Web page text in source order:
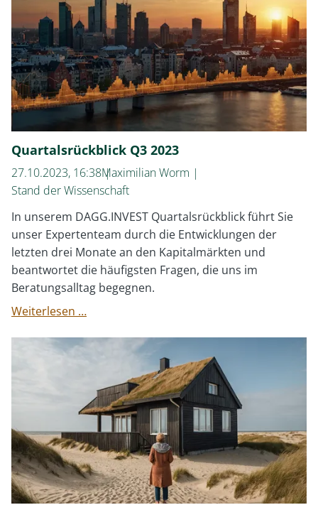
Quartalsrückblick Q3 2023
27.10.2023, 16:38Maximilian Worm
Stand der Wissenschaft
In unserem DAGG.INVEST Quartalsrückblick führt Sie
unser Expertenteam durch die Entwicklungen der
letzten drei Monate an den Kapitalmärkten und
beantwortet die häufigsten Fragen, die uns im
Beratungsalltag begegnen.
Weiterlesen …Quartalsrückblick
2023